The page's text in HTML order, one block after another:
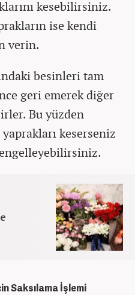
kesebilirsiniz.
ise kendi
verin.
besinleri tam
geri emerek diğer
Bu yüzden
keserseniz
Saksılama İşlemi